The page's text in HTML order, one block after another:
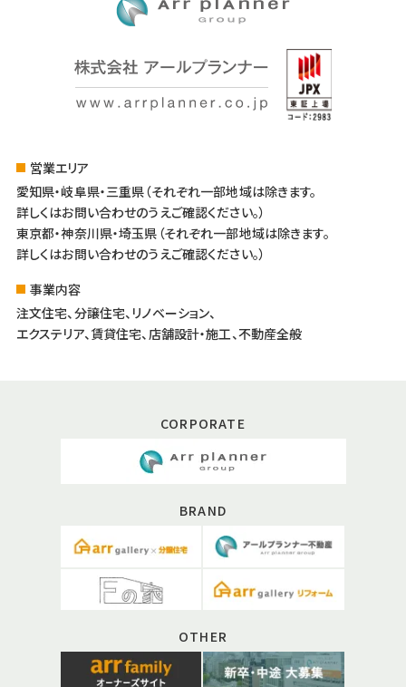
営業エリア
愛知県・岐阜県・三重県（それぞれ一部地域は除きます。
詳しくはお問い合わせのうえご確認ください。）
東京都・神奈川県・埼玉県（それぞれ一部地域は除きます。
詳しくはお問い合わせのうえご確認ください。）
事業内容
注文住宅、分譲住宅、リノベーション、
エクステリア、賃貸住宅、店舗設計・施工、不動産全般
CORPORATE
BRAND
OTHER